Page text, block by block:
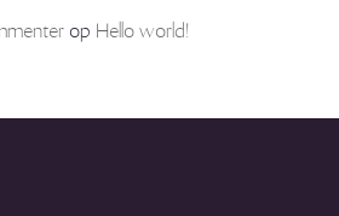
op Hello world!